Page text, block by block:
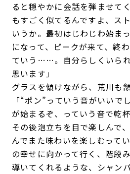
ると穏やかに会話を弾ませて
もすごく似てるんですよ、ス
いうか。最初はじわじわ始ま
になって、ピークが来て、終
ていう……。自分らしくいら
思います」
グラスを傾けながら、荒川も頷
「“ポン”っていう音がいいで
が始まるぞ、っていう音で乾
その後泡立ちを目で楽しんで
んでまた味わいを楽しむって
の幸せに向かって行く、階段
導いてくれるような、シャン